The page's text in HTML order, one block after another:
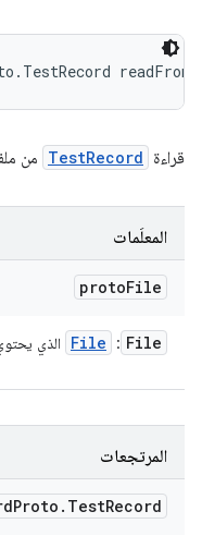
قراءة TestRecord من
المعلَمات
protoFile
File
: ‏
File الذي
المرتجعات
Proto . TestRecord